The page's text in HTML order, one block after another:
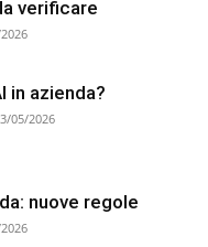
verificare
in azienda?
05/2026
nuove regole